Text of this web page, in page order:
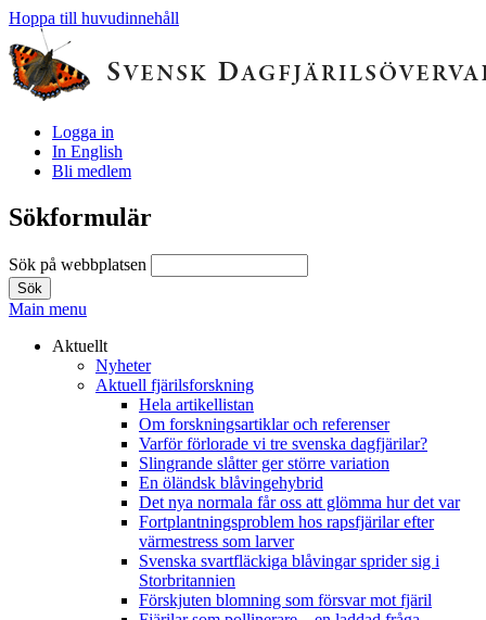
Hoppa till huvudinnehåll
Logga in
In English
Bli medlem
Sökformulär
Sök på webbplatsen
Main menu
Aktuellt
Nyheter
Aktuell fjärilsforskning
Hela artikellistan
Om forskningsartiklar och referenser
Varför förlorade vi tre svenska dagfjärilar?
Slingrande slåtter ger större variation
En öländsk blåvingehybrid
Det nya normala får oss att glömma hur det var
Fortplantningsproblem hos rapsfjärilar efter
värmestress som larver
Svenska svartfläckiga blåvingar sprider sig i
Storbritannien
Förskjuten blomning som försvar mot fjäril